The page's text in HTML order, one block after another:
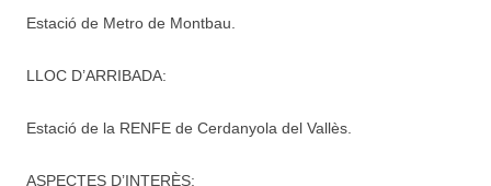
Estació de Metro de Montbau.
LLOC D’ARRIBADA:
Estació de la RENFE de Cerdanyola del Vallès.
ASPECTES D’INTERÈS: